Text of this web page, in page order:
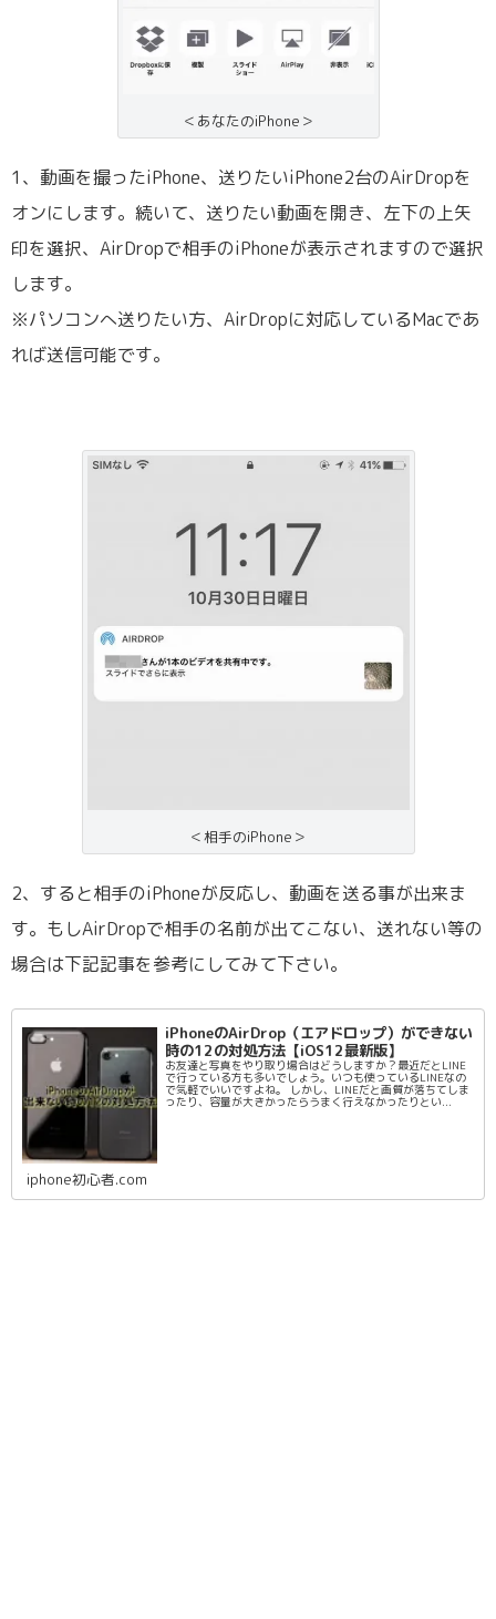
＜あなたのiPhone＞
1、動画を撮ったiPhone、送りたいiPhone2台のAirDropを
オンにします。続いて、送りたい動画を開き、左下の上矢
印を選択、AirDropで相手のiPhoneが表示されますので選択
します。
※パソコンへ送りたい方、AirDropに対応しているMacであ
れば送信可能です。
＜相手のiPhone＞
2、すると相手のiPhoneが反応し、動画を送る事が出来ま
す。もしAirDropで相手の名前が出てこない、送れない等の
場合は下記記事を参考にしてみて下さい。
iPhoneのAirDrop（エアドロップ）ができない
時の12の対処方法【iOS12最新版】
お友達と写真をやり取り場合はどうしますか？最近だとLINE
で行っている方も多いでしょう。いつも使っているLINEなの
で気軽でいいですよね。 しかし、LINEだと画質が落ちてしま
ったり、容量が大きかったらうまく行えなかったりとい...
iphone初心者.com